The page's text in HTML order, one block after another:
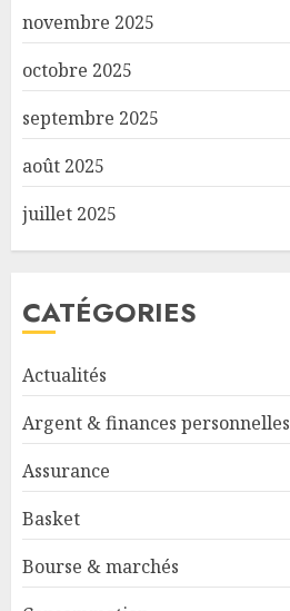
novembre 2025
octobre 2025
septembre 2025
août 2025
juillet 2025
CATÉGORIES
Actualités
Argent & finances personnelles
Assurance
Basket
Bourse & marchés